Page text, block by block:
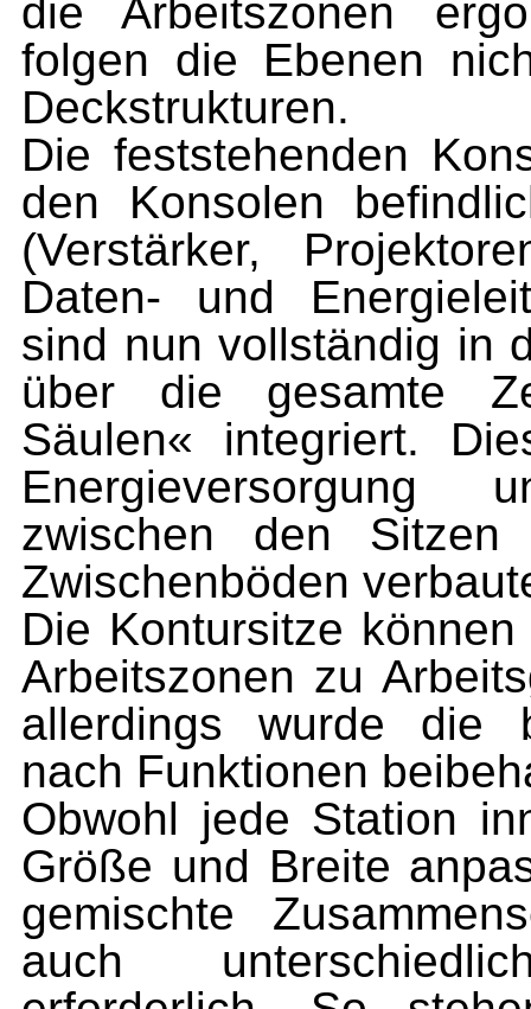
die Arbeitszonen
folgen die Ebenen
Deckstrukturen.
Die feststehenden
den Konsolen
(Verstärker,
Daten- und
sind nun vollständig in
über die gesamte
Säulen« integriert.
Energieversorgung
zwischen den
Zwischenböden
Die Kontursitze
Arbeitszonen zu
allerdingswurde die
nach Funktionen
Obwohl jede Station
Größe und Breite
gemischte
auch